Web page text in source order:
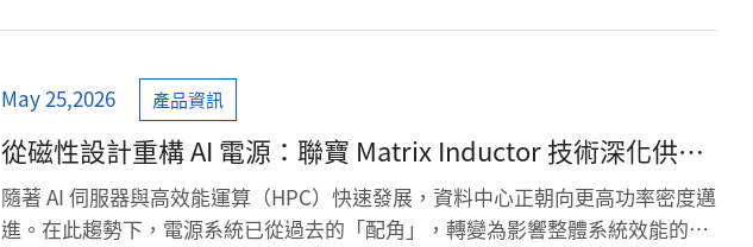
May 25,2026 產品資訊
從磁性設計重構 AI 電源：聯寶 Matrix Inductor 技術深化供電
效率與穩定性
隨著 AI 伺服器與高效能運算（HPC）快速發展，資料中心正朝向更高功率密度邁
進。在此趨勢下，電源系統已從過去的「配角」，轉變為影響整體系統效能的核